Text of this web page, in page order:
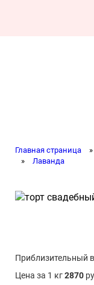
Главная страница »
»
Лаванда
Приблизительный
Цена за 1 кг2870